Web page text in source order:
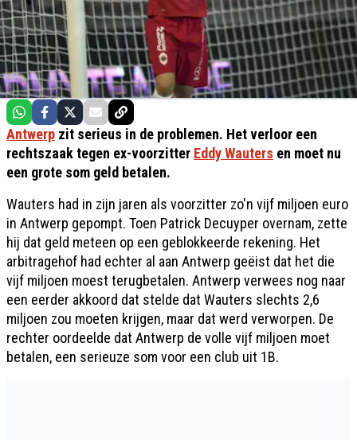
Antwerp zit serieus in de problemen. Het verloor een
rechtszaak tegen ex-voorzitter Eddy Wauters en moet nu
een grote som geld betalen.
Wauters had in zijn jaren als voorzitter zo'n vijf miljoen euro
in Antwerp gepompt. Toen Patrick Decuyper overnam, zette
hij dat geld meteen op een geblokkeerde rekening. Het
arbitragehof had echter al aan Antwerp geëist dat het die
vijf miljoen moest terugbetalen. Antwerp verwees nog naar
een eerder akkoord dat stelde dat Wauters slechts 2,6
miljoen zou moeten krijgen, maar dat werd verworpen. De
rechter oordeelde dat Antwerp de volle vijf miljoen moet
betalen, een serieuze som voor een club uit 1B.